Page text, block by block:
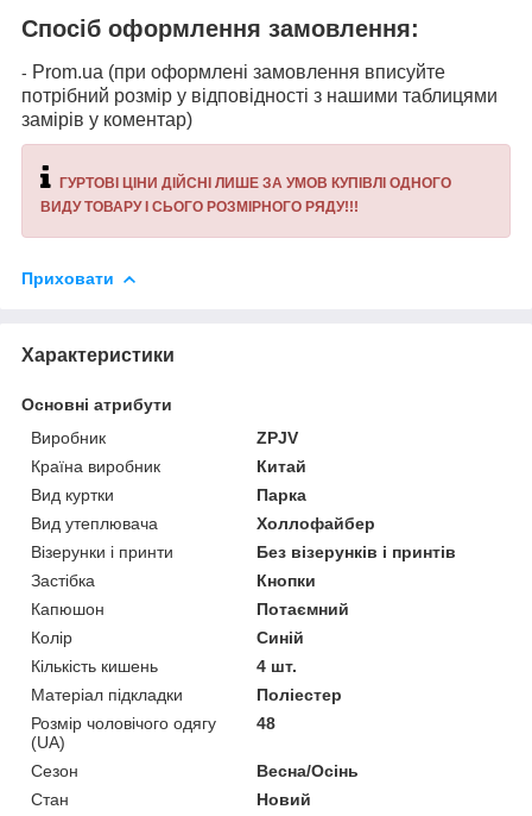
Спосіб оформлення замовлення:
- Prom.ua (при оформлені замовлення вписуйте
потрібний розмір у відповідності з нашими таблицями
замірів у коментар)
ГУРТОВІ ЦІНИ ДІЙСНІ ЛИШЕ ЗА УМОВ КУПІВЛІ ОДНОГО
ВИДУ ТОВАРУ І СЬОГО РОЗМІРНОГО РЯДУ!!!
Приховати
Характеристики
Основні атрибути
Виробник
ZPJV
Країна виробник
Китай
Вид куртки
Парка
Вид утеплювача
Холлофайбер
Візерунки і принти
Без візерунків і принтів
Застібка
Кнопки
Капюшон
Потаємний
Колір
Синій
Кількість кишень
4 шт.
Матеріал підкладки
Поліестер
Розмір чоловічого одягу
(UA)
48
Сезон
Весна/Осінь
Стан
Новий